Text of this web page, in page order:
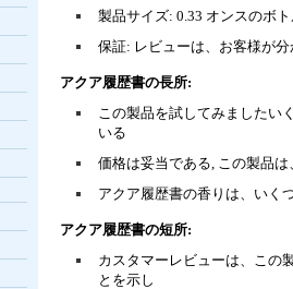
製品サイズ: 0.33 オンスのボ
保証: レビューは、お客様が
アクア履歴書の長所:
この製品を試してみましたい
いる
価格は妥当である, この製品
アクア履歴書の香りは、いく
アクア履歴書の短所:
カスタマーレビューは、この
とを示し